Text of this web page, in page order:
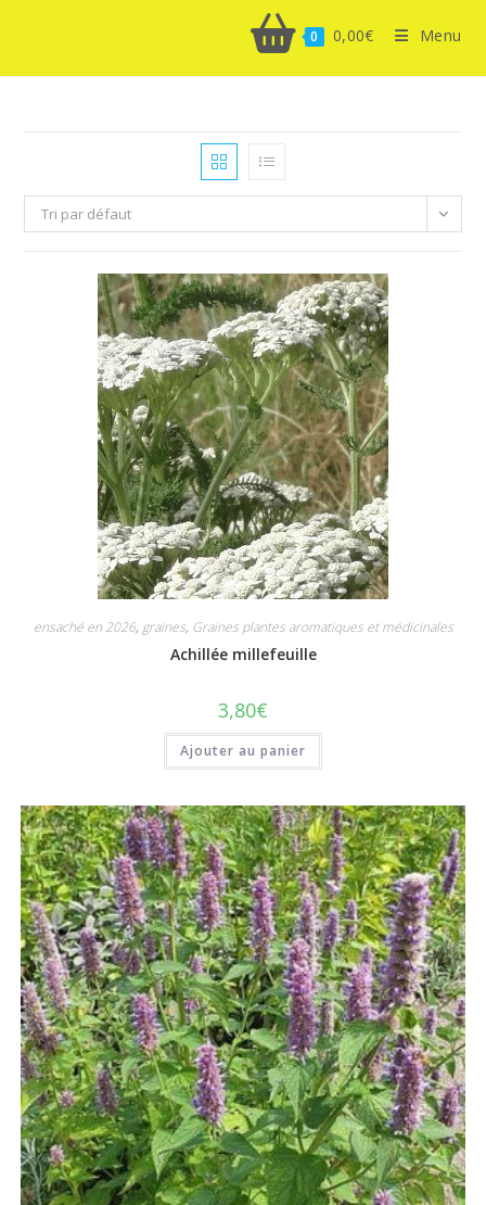
0 0,00€ Menu
Tri par défaut
ensaché en 2026, graines, Graines plantes aromatiques et médicinales
Achillée millefeuille
3,80€
Ajouter au panier